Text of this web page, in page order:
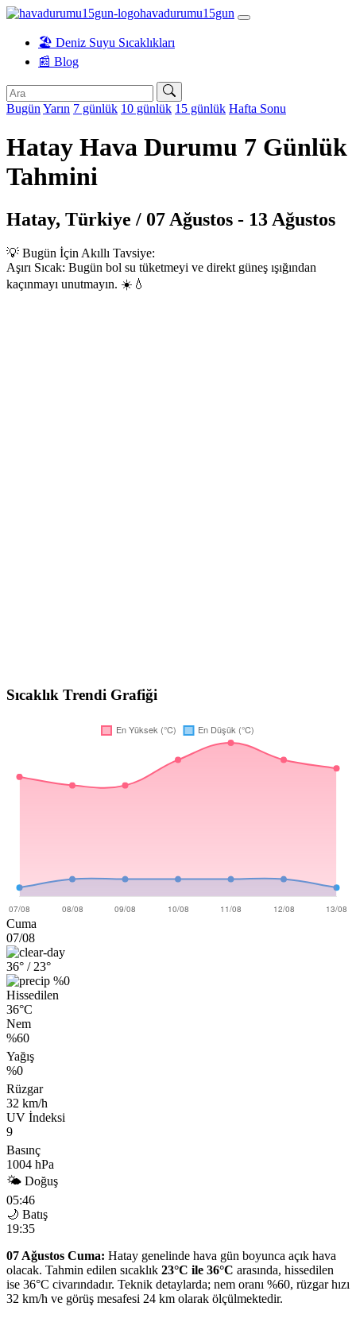
havadurumu15gun
🏖️ Deniz Suyu Sıcaklıkları
📰 Blog
Bugün Yarın 7 günlük 10 günlük 15 günlük Hafta Sonu
Hatay Hava Durumu 7 Günlük
Tahmini
Hatay, Türkiye / 07 Ağustos - 13 Ağustos
💡 Bugün İçin Akıllı Tavsiye:
Aşırı Sıcak: Bugün bol su tüketmeyi ve direkt güneş ışığından
kaçınmayı unutmayın. ☀️💧
Sıcaklık Trendi Grafiği
Cuma
07/08
36° / 23°
%0
Hissedilen
36°C
Nem
%60
Yağış
%0
Rüzgar
32 km/h
UV İndeksi
9
Basınç
1004 hPa
🌤 Doğuş
05:46
🌙 Batış
19:35
07 Ağustos Cuma: Hatay genelinde hava gün boyunca açık hava
olacak. Tahmin edilen sıcaklık 23°C ile 36°C arasında, hissedilen
ise 36°C civarındadır. Teknik detaylarda; nem oranı %60, rüzgar hızı
32 km/h ve görüş mesafesi 24 km olarak ölçülmektedir.